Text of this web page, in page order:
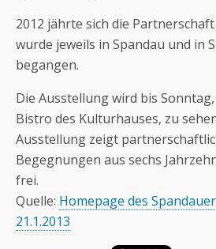
2012 jährte sich die Partnerschaft
wurde jeweils in Spandau und in
begangen.
Die Ausstellung wird bis Sonntag,
Bistro des Kulturhauses, zu
Ausstellung zeigt
Begegnungen aus sechs
frei.
Quelle: Homepage des
21.1.2013